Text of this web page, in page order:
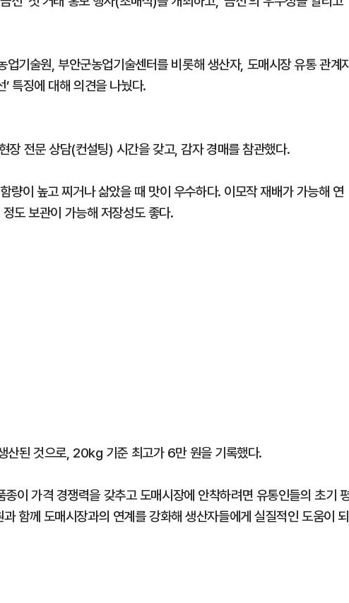
기술원, 부안군농업기술센터를 비롯해 생산자, 도매시장 유통 관계
특징에 대해 의견을 나눴다.
장 전문 상담(컨설팅) 시간을 갖고, 감자 경매를 참관했다.
량이 높고 찌거나 삶았을 때 맛이 우수하다. 이모작 재배가 가능해 연
도 보관이 가능해 저장성도 좋다.
산된 것으로, 20kg 기준 최고가 6만 원을 기록했다.
이 가격 경쟁력을 갖추고 도매시장에 안착하려면 유통인들의 초기
함께 도매시장과의 연계를 강화해 생산자들에게 실질적인 도움이 되